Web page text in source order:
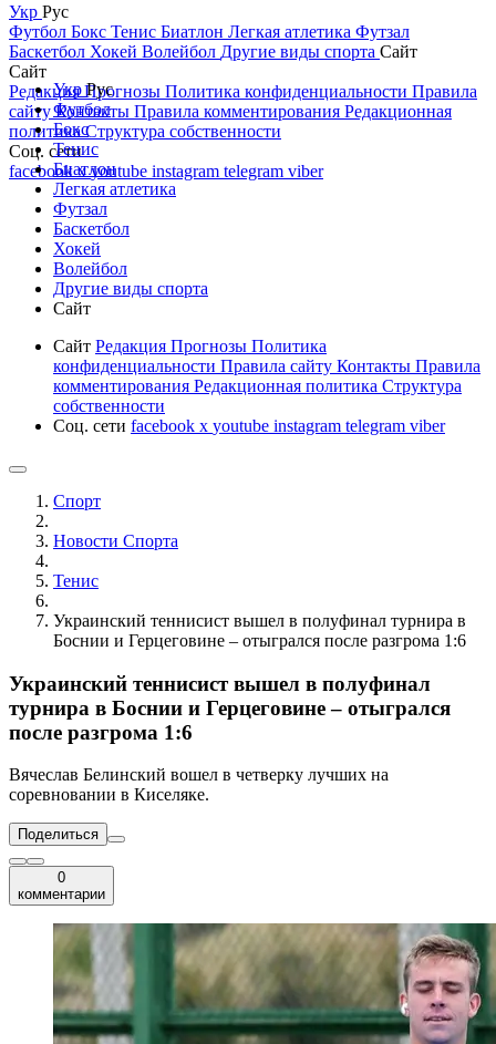
Укр Рус
Футбол Бокс Тенис Биатлон Легкая атлетика Футзал
Баскетбол Хокей Волейбол Другие виды спорта Сайт
Сайт
РедакцияПрогнозы Политика конфиденциальности Правила
сайтуКонтакты Правила комментирования Редакционная
политикаСтруктура собственности
Соц. сети
facebookxyoutube instagram telegram viber
УкрРус
Футбол
Бокс
Тенис
Биатлон
Легкая атлетика
Футзал
Баскетбол
Хокей
Волейбол
Другие виды спорта
Сайт
Сайт Редакция Прогнозы Политика
конфиденциальности Правила сайту Контакты Правила
комментирования Редакционная политика Структура
собственности
Соц. сети facebook x youtube instagram telegram viber
Спорт
Новости Cпорта
Тенис
Украинский теннисист вышел в полуфинал турнира в
Боснии и Герцеговине – отыгрался после разгрома 1:6
Украинский теннисист вышел в полуфинал
турнира в Боснии и Герцеговине – отыгрался
после разгрома 1:6
Вячеслав Белинский вошел в четверку лучших на
соревновании в Киселяке.
Поделиться
0
комментарии